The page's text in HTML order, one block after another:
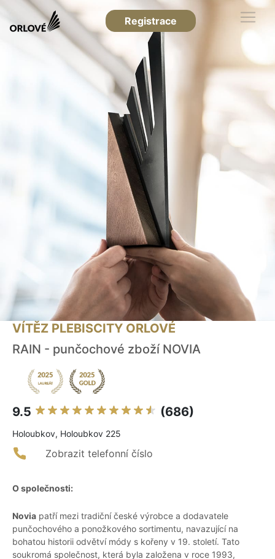
Registrace
VÍTĚZ PLEBISCITY ORLOVÉ
RAIN - punčochové zboží NOVIA
9.5 (686)
Holoubkov, Holoubkov 225
Zobrazit telefonní číslo
O společnosti:
Novia patří mezi tradiční české výrobce a dodavatele
punčochového a ponožkového sortimentu, navazující na
bohatou historii odvětví módy s kořeny v 19. století. Tato
soukromá společnost, která byla založena v roce 1993,